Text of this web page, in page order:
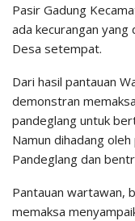
Pasir Gadung
ada kecurangan yang
Desa setempat.
Dari hasil pantauan
demonstran
pandeglang untuk
Namun dihadang
Pandeglang dan
Pantauan wartawan,
memaksa